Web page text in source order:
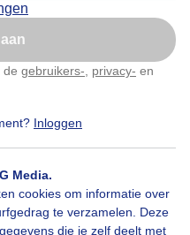
de gebruikers- privacy- en
Inloggen
Media.
cookies om informatie over
te verzamelen. Deze
die je zelf deelt met
dag
Saaiweer
later
te passen